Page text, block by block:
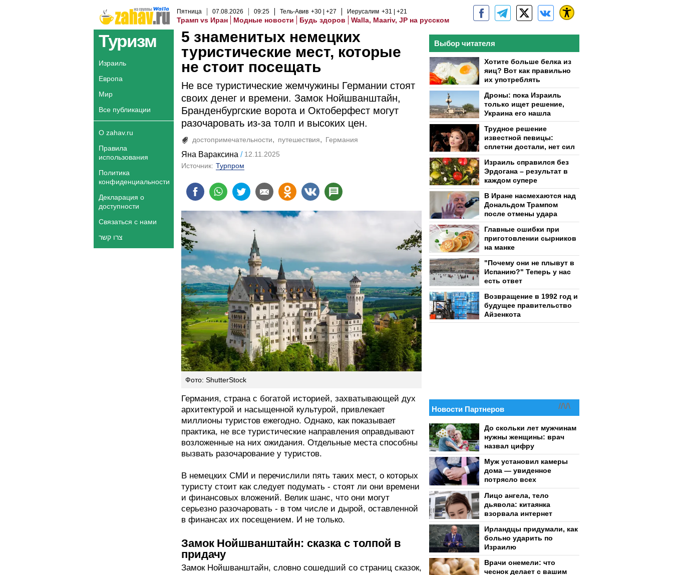
Пятница 07.08.2026 09:25 Тель-Авив +30 +27 Иерусалим +31 +21
Трамп vs Иран Модные новости Будь здоров Walla, Maariv, JP на русском
Туризм
Израиль
Европа
Мир
Все публикации
О zahav.ru
Правила
использования
Политика
конфиденциальности
Декларация о
доступности
Связаться с нами
צרו קשר
5 знаменитых немецких
туристические мест, которые
не стоит посещать
Не все туристические жемчужины Германии стоят
своих денег и времени. Замок Нойшванштайн,
Бранденбургские ворота и Октоберфест могут
разочаровать из-за толп и высоких цен.
достопримечательности путешествия Германия
Яна Вараксина
12.11.2025
Источник: Турпром
Фото: ShutterStock
Германия, страна с богатой историей, захватывающей дух
архитектурой и насыщенной культурой, привлекает
миллионы туристов ежегодно. Однако, как показывает
практика, не все туристические направления оправдывают
возложенные на них ожидания. Отдельные места способны
вызвать разочарование у туристов.
В немецких СМИ и перечислили пять таких мест, о которых
туристу стоит как следует подумать - стоят ли они времени
и финансовых вложений. Велик шанс, что они могут
серьезно разочаровать - в том числе и дырой, оставленной
в финансах их посещением. И не только.
Замок Нойшванштайн: сказка с толпой в
придачу
Замок Нойшванштайн, словно сошедший со страниц сказок,
Выбор читателя
Хотите больше белка из
яиц? Вот как правильно
их употреблять
Дроны: пока Израиль
только ищет решение,
Украина его нашла
Трудное решение
известной певицы:
сплетни достали, нет сил
Израиль справился без
Эрдогана – результат в
каждом супере
В Иране насмехаются над
Дональдом Трампом
после отмены удара
Главные ошибки при
приготовлении сырников
на манке
"Почему они не плывут в
Испанию?" Теперь у нас
есть ответ
Возвращение в 1992 год и
будущее правительство
Айзенкота